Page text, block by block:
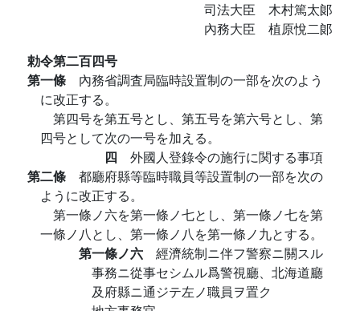
司法大臣 木村篤太郞
內務大臣 植原悅二郞
勅令第二百四号
第一條 內務省調査局臨時設置制の一部を次のよう
に改正する。
第四号を第五号とし、第五号を第六号とし、第
四号として次の一号を加える。
四 外國人登錄令の施行に関する事項
第二條 都廳府縣等臨時職員等設置制の一部を次の
ように改正する。
第一條ノ六を第一條ノ七とし、第一條ノ七を第
一條ノ八とし、第一條ノ八を第一條ノ九とする。
第一條ノ六 經濟統制ニ伴フ警察ニ關スル
事務ニ從事セシムル爲警視廳、北海道廳
及府縣ニ通ジテ左ノ職員ヲ置ク